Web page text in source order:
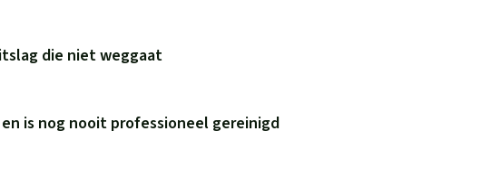
die niet weggaat
is nog nooit professioneel gereinigd